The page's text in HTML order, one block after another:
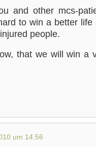
and other mcs-
to win a better life
people.
that we will win a
um 14:56